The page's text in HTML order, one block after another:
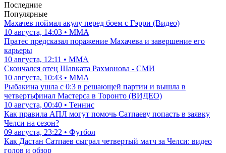
Последние
Популярные
Махачев поймал акулу перед боем с Гэрри (Видео)
10 августа, 14:03 • ММА
Пратес предсказал поражение Махачева и завершение его
карьеры
10 августа, 12:11 • ММА
Скончался отец Шавката Рахмонова - СМИ
10 августа, 10:43 • ММА
Рыбакина ушла с 0:3 в решающей партии и вышла в
четвертьфинал Мастерса в Торонто (ВИДЕО)
10 августа, 00:40 • Теннис
Как правила АПЛ могут помочь Сатпаеву попасть в заявку
Челси на сезон?
09 августа, 23:22 • Футбол
Как Дастан Сатпаев сыграл четвертый матч за Челси: видео
голов и обзор